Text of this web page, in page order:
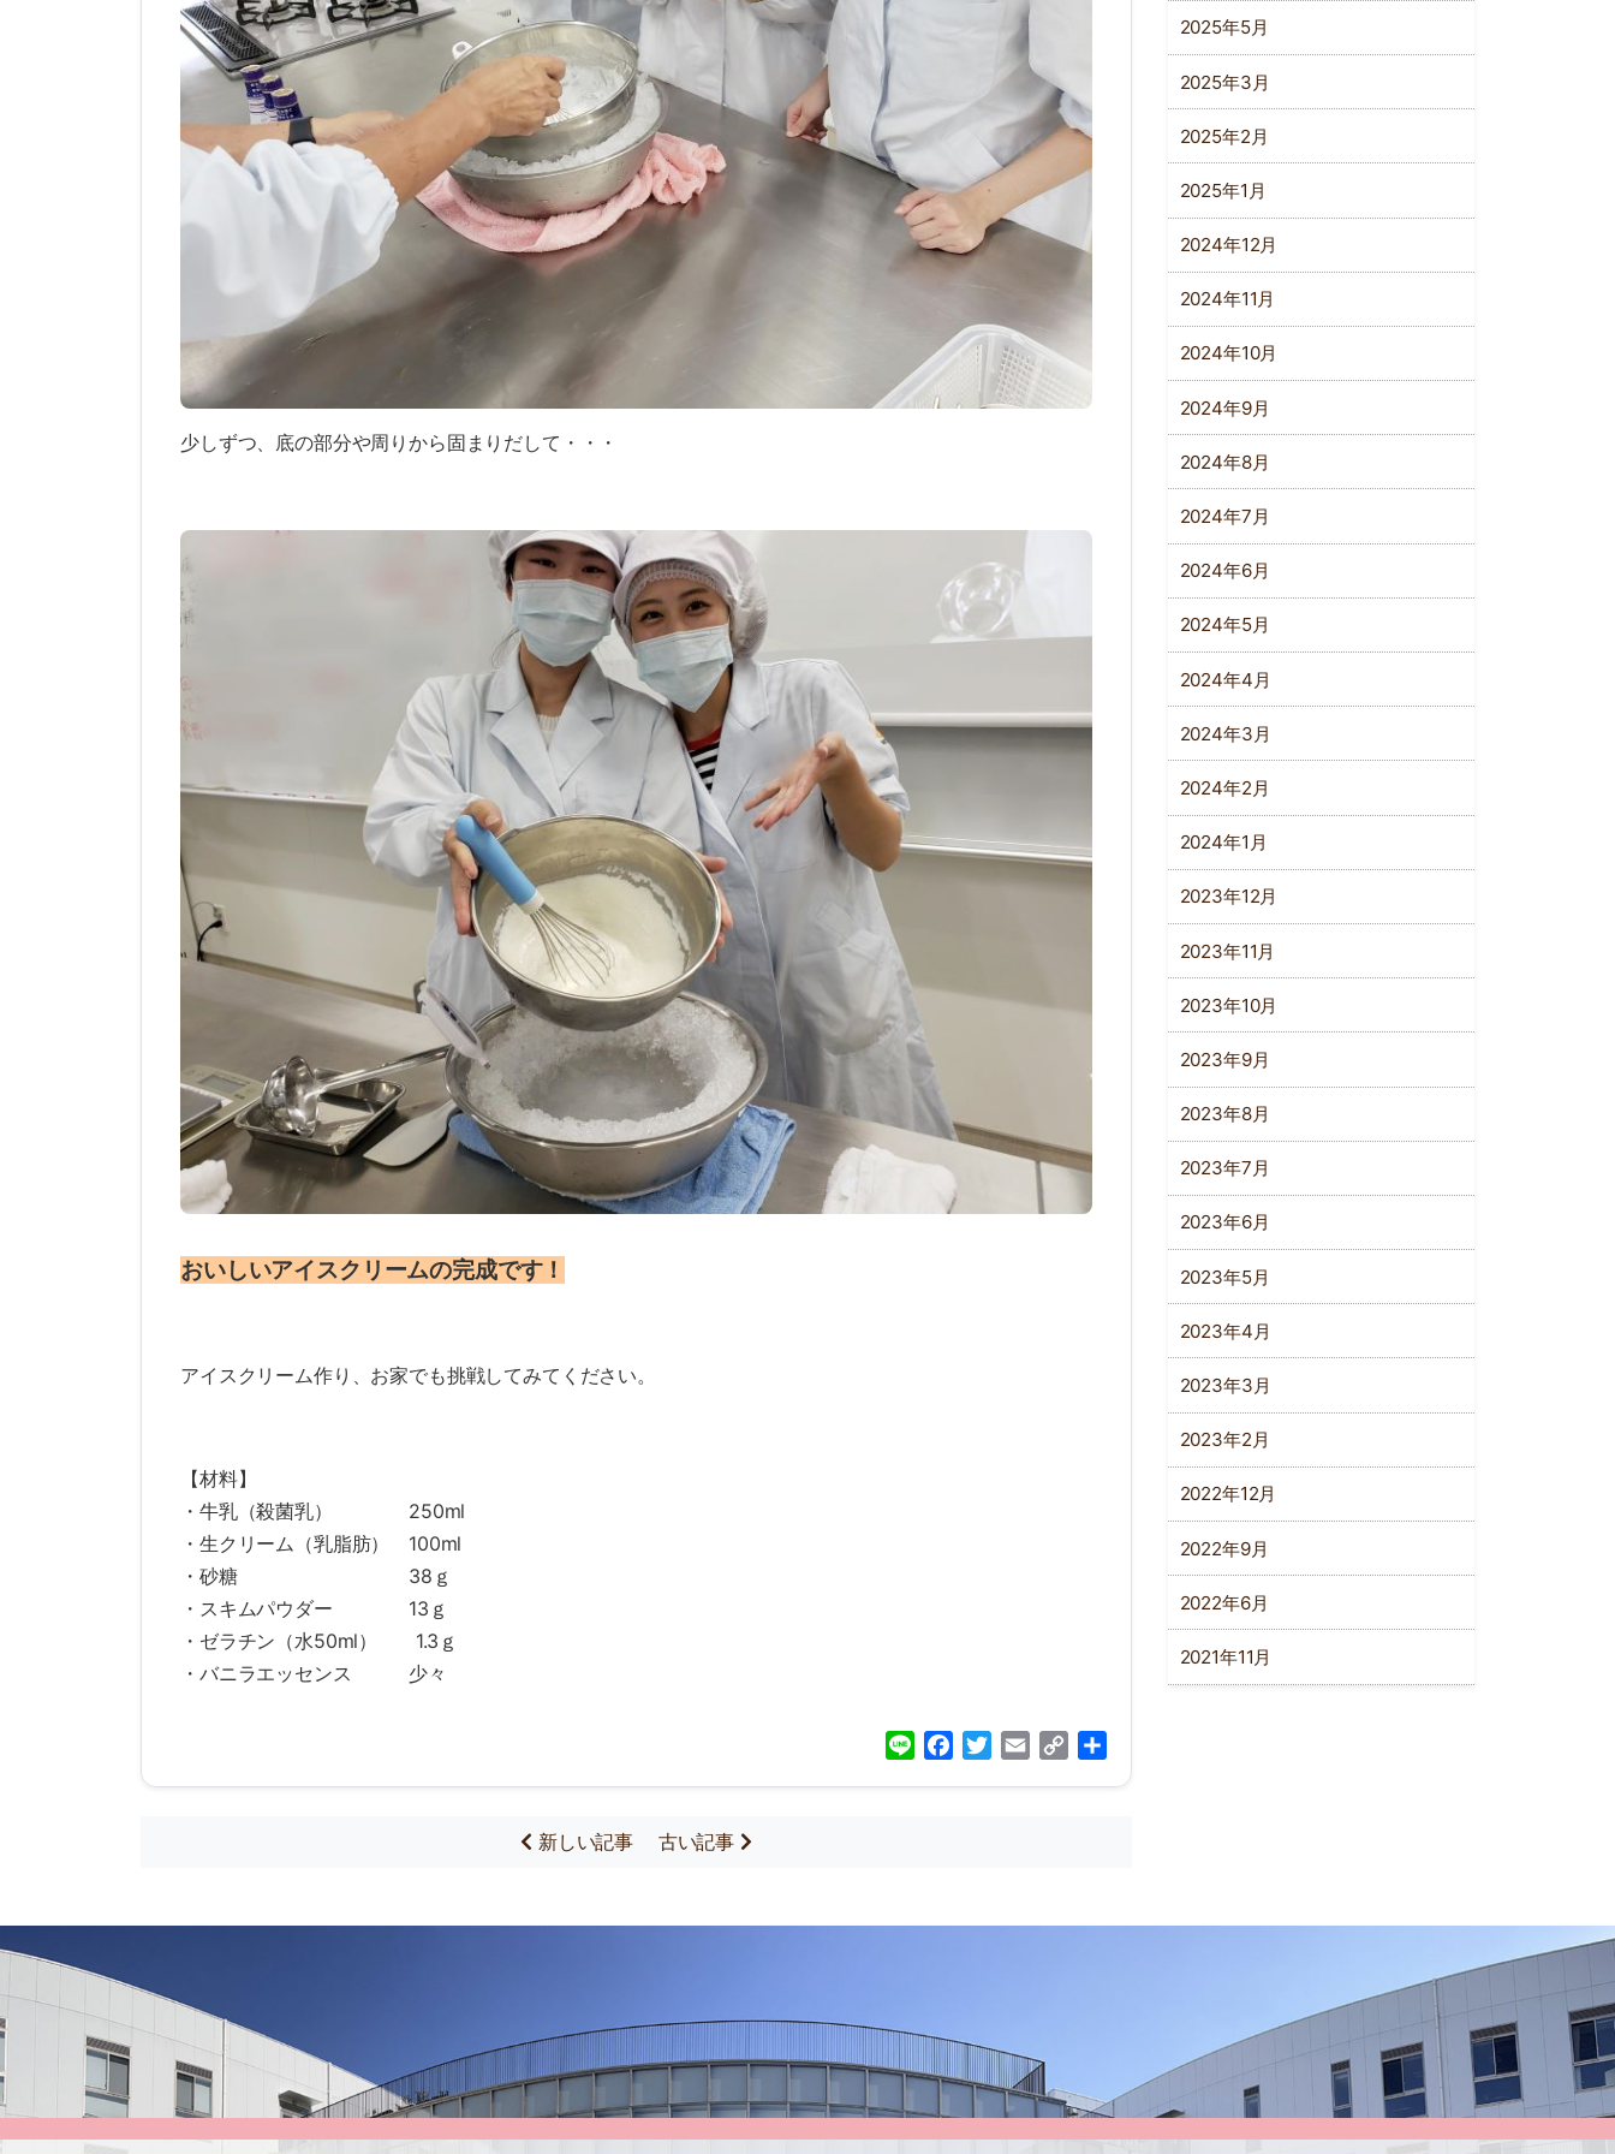
少しずつ、底の部分や周りから固まりだして・・・
おいしいアイスクリームの完成です！
アイスクリーム作り、お家でも挑戦してみてください。
【材料】
・牛乳（殺菌乳） 250ml
・生クリーム（乳脂肪） 100ml
・砂糖 38ｇ
・スキムパウダー 13ｇ
・ゼラチン（水50ml） 1.3ｇ
・バニラエッセンス 少々
Line FacebookTwitterEmail Copy
新しい記事 古い記事
2025年5月
2025年3月
2025年2月
2025年1月
2024年12月
2024年11月
2024年10月
2024年9月
2024年8月
2024年7月
2024年6月
2024年5月
2024年4月
2024年3月
2024年2月
2024年1月
2023年12月
2023年11月
2023年10月
2023年9月
2023年8月
2023年7月
2023年6月
2023年5月
2023年4月
2023年3月
2023年2月
2022年12月
2022年9月
2022年6月
2021年11月